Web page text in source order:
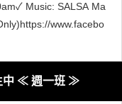
Music: SALSA Ma
www.facebo
中 ≪ 週一班 ≫